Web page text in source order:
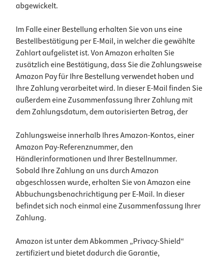
abgewickelt.
Im Falle einer Bestellung erhalten Sie von uns eine
Bestellbestätigung per E-Mail, in welcher die gewählte
Zahlart aufgelistet ist. Von Amazon erhalten Sie
zusätzlich eine Bestätigung, dass Sie die Zahlungsweise
Amazon Pay für Ihre Bestellung verwendet haben und
Ihre Zahlung verarbeitet wird. In dieser E-Mail finden Sie
außerdem eine Zusammenfassung Ihrer Zahlung mit
dem Zahlungsdatum, dem autorisierten Betrag, der
Zahlungsweise innerhalb Ihres Amazon-Kontos, einer
Amazon Pay-Referenznummer, den
Händlerinformationen und Ihrer Bestellnummer.
Sobald Ihre Zahlung an uns durch Amazon
abgeschlossen wurde, erhalten Sie von Amazon eine
Abbuchungsbenachrichtigung per E-Mail. In dieser
befindet sich noch einmal eine Zusammenfassung Ihrer
Zahlung.
Amazon ist unter dem Abkommen „Privacy-Shield“
zertifiziert und bietet dadurch die Garantie,